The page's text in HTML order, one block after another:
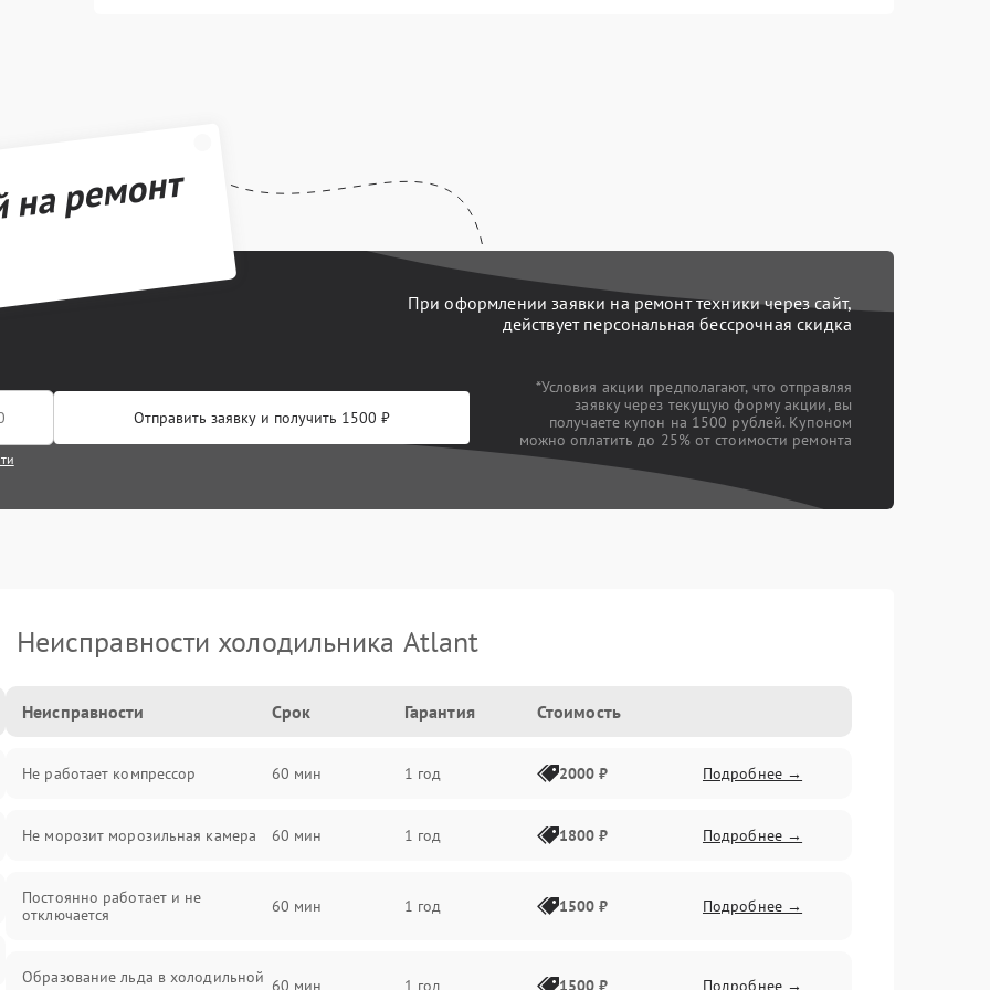
ремонт
При оформлении заявки на ремонт техники через сайт,
действует персональная бессрочная скидка
Отправить заявку и получить 1500 ₽
*Условия акции предполагают, что отправляя
заявку через текущую форму акции, вы
получаете купон на 1500 рублей. Купоном
можно оплатить до 25% от стоимости ремонта
Неисправности холодильника Atlant
Неисправности Срок Гарантия Стоимость
Не работает компрессор 60 мин 1 год 2000 ₽ Подробнее →
Не морозит морозильная камера 60 мин 1 год 1800 ₽ Подробнее →
Постоянно работает и не
отключается
60 мин 1 год 1500 ₽ Подробнее →
Образование льда в холодильной 60 мин 1 год 1500 ₽ Подробнее →